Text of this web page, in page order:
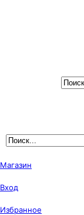
Магазин
Вход
Избранное